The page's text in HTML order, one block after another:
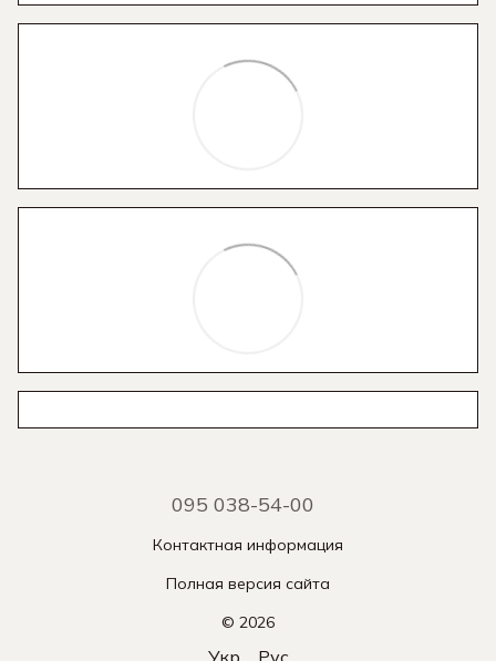
095 038-54-00
Контактная информация
Полная версия сайта
© 2026
Укр Рус